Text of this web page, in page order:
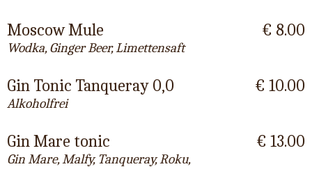
Moscow Mule
Wodka, Ginger Beer, Limettensaft
€ 8.00
Gin Tonic Tanqueray 0,0
Alkoholfrei
€ 10.00
Gin Mare tonic
Gin Mare, Malfy, Tanqueray, Roku,
€ 13.00